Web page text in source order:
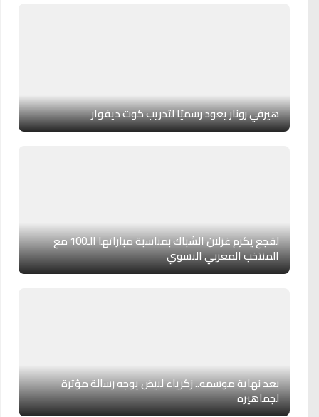
هيرفي رونار يعود رسميًا لتدريب كوت ديفوار
لقجع يكرم غزلان الشباك بمناسبة مباراتها الـ100 مع
المنتخب المغربي النسوي
بعد نهاية موسمه.. زكرياء لبيض يوجه رسالة مؤثرة
لجماهيره